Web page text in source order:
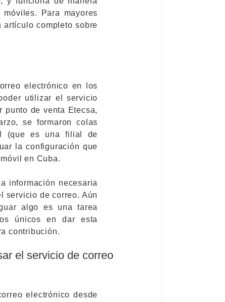
Para mayores
artículo completo sobre
electrónico en los
utilizar el servicio
punto de venta Etecsa,
se formaron colas
(que es una filial de
la configuración que
en Cuba.
información necesaria
servicio de correo. Aún
algo es una tarea
únicos en dar esta
contribución.
el servicio de correo
electrónico desde